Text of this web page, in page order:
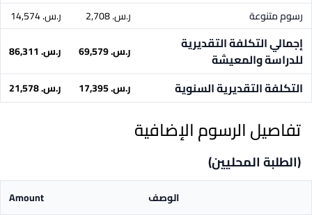
رسوم متنوعة
ر.س.‏ 2,708 ر.س.‏ 14,574
إجمالي التكلفة التقديرية
للدراسة والمعيشة
ر.س.‏ 69,579 ر.س.‏ 86,311
التكلفة التقديرية السنوية ر.س.‏ 17,395 ر.س.‏ 21,578
تفاصيل الرسوم الإضافية
(الطلبة المحليين)
الوصف
Amount